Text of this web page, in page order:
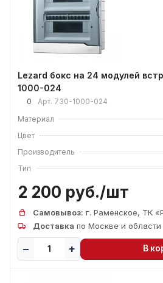
Lezard бокс на 24 модулей
1000-024
0 Арт. 730-1000-024
Материал
Цвет
Производитель
Тип
2 200 руб./шт
Самовывоз: г. Раменское, ТК
Доставка по Москве и области
В